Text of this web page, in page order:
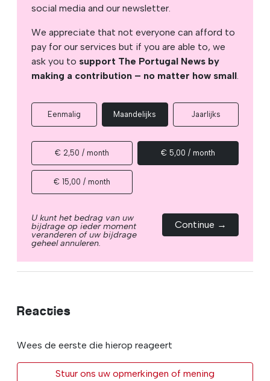
social media and our newsletter.
We appreciate that not everyone can afford to
pay for our services but if you are able to, we
ask you to support The Portugal News by
making a contribution – no matter how small.
Eenmalig Maandelijks Jaarlijks
€ 2,50 / month € 5,00 / month
€ 15,00 / month
U kunt het bedrag van uw
bijdrage op ieder moment
veranderen of uw bijdrage
geheel annuleren.
Continue →
Reacties
Wees de eerste die hierop reageert
Stuur ons uw opmerkingen of mening